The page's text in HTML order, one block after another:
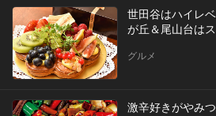
世田谷はハイレ
が丘＆尾山台は
グルメ
激辛好きがやみ